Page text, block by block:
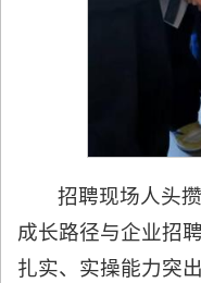
招聘现场人头
成长路径与企业招
扎实、实操能力突